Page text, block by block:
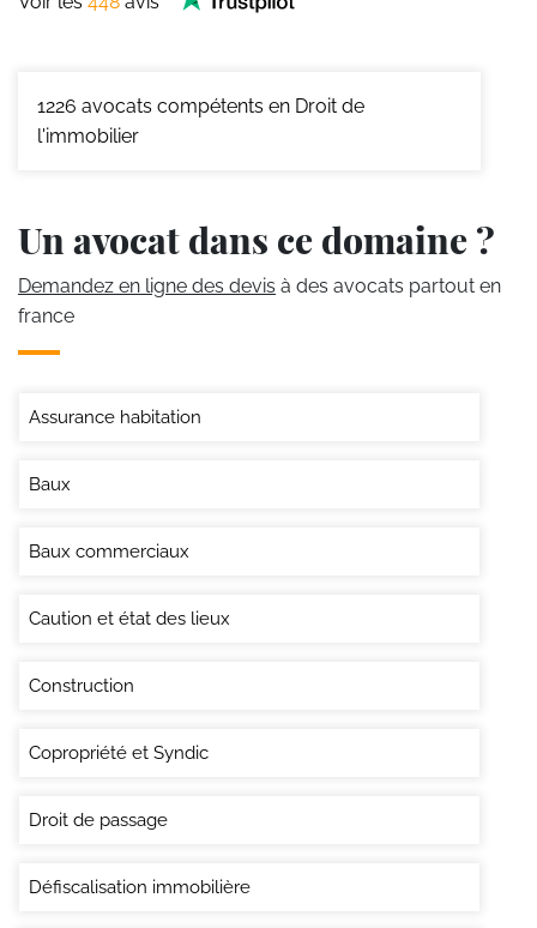
1226 avocats compétents en Droit de
l'immobilier
Un avocat dans ce domaine ?
Demandez en ligne des devis à des avocats partout en
france
Assurance habitation
Baux
Baux commerciaux
Caution et état des lieux
Construction
Copropriété et Syndic
Droit de passage
Défiscalisation immobilière